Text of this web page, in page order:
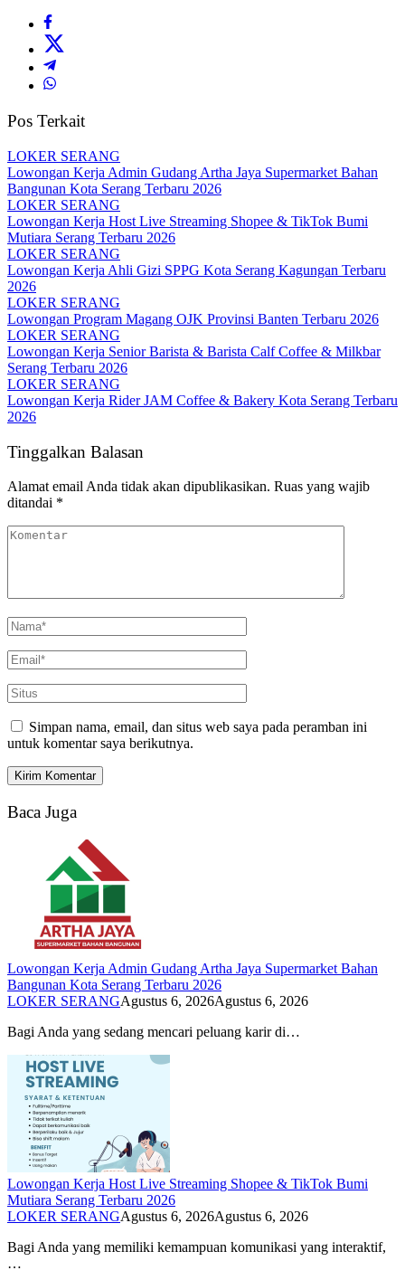
Pos Terkait
LOKER SERANG
Lowongan Kerja Admin Gudang Artha Jaya Supermarket Bahan
Bangunan Kota Serang Terbaru 2026
LOKER SERANG
Lowongan Kerja Host Live Streaming Shopee & TikTok Bumi
Mutiara Serang Terbaru 2026
LOKER SERANG
Lowongan Kerja Ahli Gizi SPPG Kota Serang Kagungan Terbaru
2026
LOKER SERANG
Lowongan Program Magang OJK Provinsi Banten Terbaru 2026
LOKER SERANG
Lowongan Kerja Senior Barista & Barista Calf Coffee & Milkbar
Serang Terbaru 2026
LOKER SERANG
Lowongan Kerja Rider JAM Coffee & Bakery Kota Serang Terbaru
2026
Tinggalkan Balasan
Alamat email Anda tidak akan dipublikasikan. Ruas yang wajib
ditandai *
Simpan nama, email, dan situs web saya pada peramban ini
untuk komentar saya berikutnya.
Baca Juga
Lowongan Kerja Admin Gudang Artha Jaya Supermarket Bahan
Bangunan Kota Serang Terbaru 2026
LOKER SERANGAgustus 6, 2026Agustus 6, 2026
Bagi Anda yang sedang mencari peluang karir di…
Lowongan Kerja Host Live Streaming Shopee & TikTok Bumi
Mutiara Serang Terbaru 2026
LOKER SERANGAgustus 6, 2026Agustus 6, 2026
Bagi Anda yang memiliki kemampuan komunikasi yang interaktif,
…